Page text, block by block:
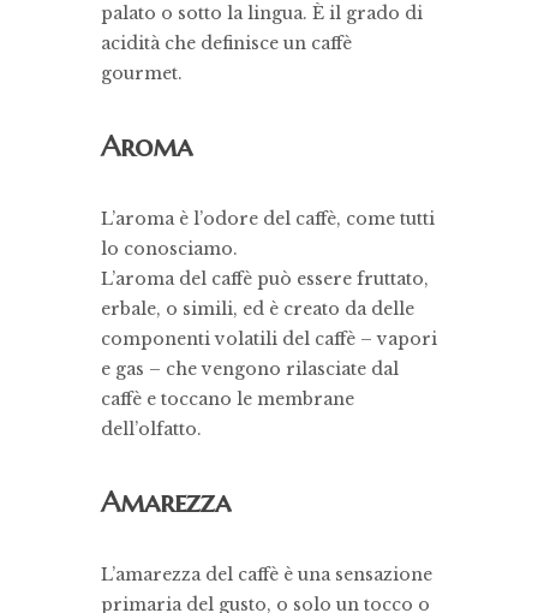
palato o sotto la lingua. È il grado di
acidità che definisce un caffè
gourmet.
Aroma
L’aroma è l’odore del caffè, come tutti
lo conosciamo.
L’aroma del caffè può essere fruttato,
erbale, o simili, ed è creato da delle
componenti volatili del caffè – vapori
e gas – che vengono rilasciate dal
caffè e toccano le membrane
dell’olfatto.
Amarezza
L’amarezza del caffè è una sensazione
primaria del gusto, o solo un tocco o